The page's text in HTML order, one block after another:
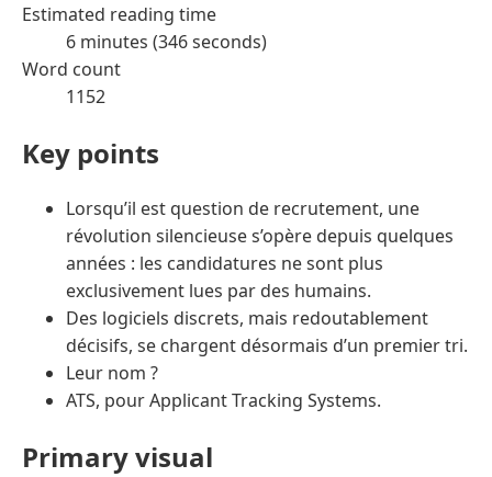
Estimated reading time
6 minutes (346 seconds)
Word count
1152
Key points
Lorsqu’il est question de recrutement, une
révolution silencieuse s’opère depuis quelques
années : les candidatures ne sont plus
exclusivement lues par des humains.
Des logiciels discrets, mais redoutablement
décisifs, se chargent désormais d’un premier tri.
Leur nom ?
ATS, pour Applicant Tracking Systems.
Primary visual